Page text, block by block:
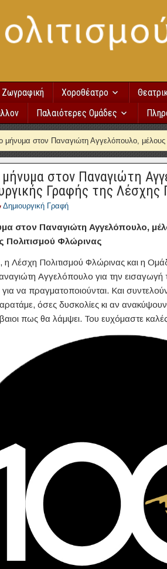
Ζωγραφική Χοροθέατρο
Παλαιότερες Ομάδες
μήνυμα στον Παναγιώτη Αγγελόπουλο,
στον Παναγιώτη
Γραφής της Λέσχης
Δημιουργική Γραφή
στον Παναγιώτη Αγγελόπουλο,
Πολιτισμού Φλώρινας
η Λέσχη Πολιτισμού Φλώρινας και η
Αγγελόπουλο για την
για να πραγματοποιούνται. Και
όσες δυσκολίες κι αν
πως θα λάμψει. Του ευχόμαστε